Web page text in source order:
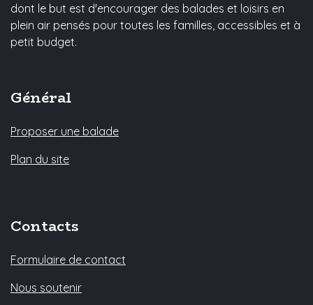
dont le but est d'encourager des balades et loisirs en
plein air pensés pour toutes les familles, accessibles et à
petit budget.
Général
Proposer une balade
Plan du site
Contacts
Formulaire de contact
Nous soutenir